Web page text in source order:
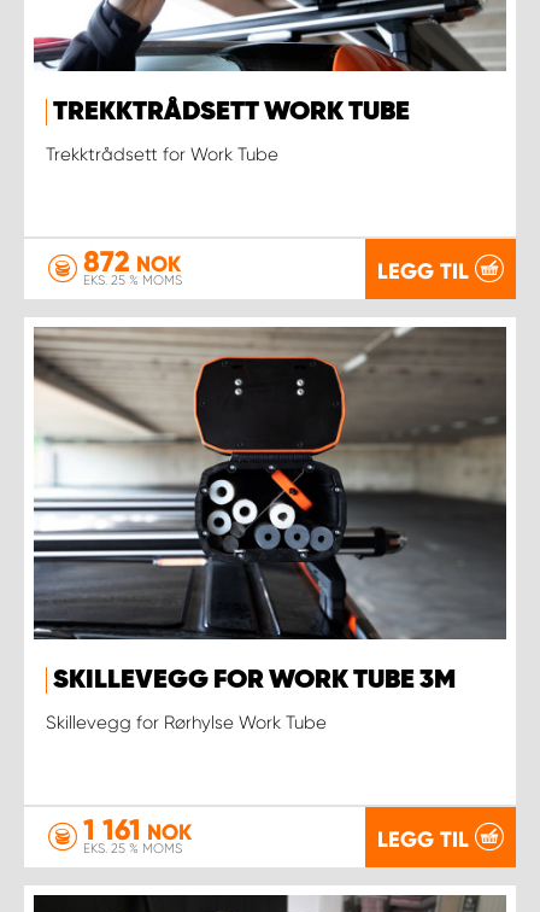
TREKKTRÅDSETT WORK TUBE
Trekktrådsett for Work Tube
872 NOK
EKS. 25 % MOMS LEGG TIL
SKILLEVEGG FOR WORK TUBE 3M
Skillevegg for Rørhylse Work Tube
1 161 NOK
EKS. 25 % MOMS LEGG TIL